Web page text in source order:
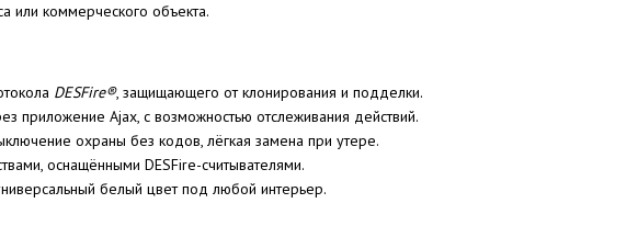
или коммерческого объекта.
DESFire®, защищающего от клонирования и подделки.
приложение Ajax, с возможностью отслеживания действий.
охраны без кодов, лёгкая замена при утере.
оснащёнными DESFire-считывателями.
белый цвет под любой интерьер.